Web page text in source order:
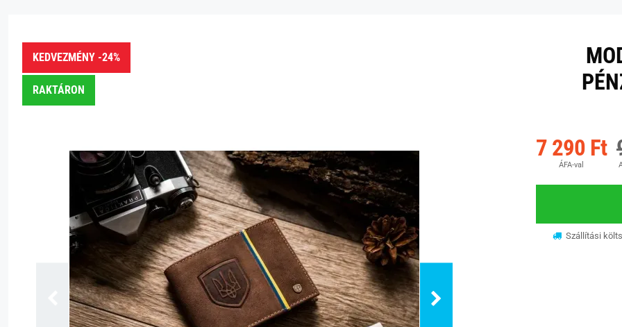
KEDVEZMÉNY -24%
RAKTÁRON
7 290 Ft
ÁFA-val
Szállítási